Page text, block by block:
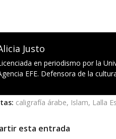
Justo
en periodismo por la
EFE. Defensora de la
caligrafía árabe, Islam, Lalla
esta entrada